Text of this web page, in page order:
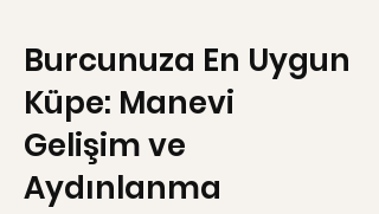
Burcunuza En Uygun
Küpe: Manevi
Gelişim ve
Aydınlanma